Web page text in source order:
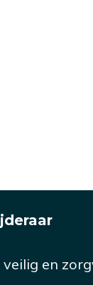
veilig en